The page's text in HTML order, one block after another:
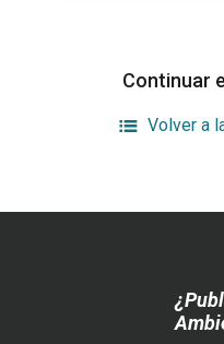
Continuar
Volver a